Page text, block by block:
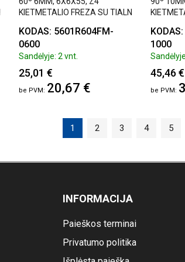
KIETMETALIO FREZA SU TIALN
KODAS: 5601R604FM-
0600
Sandėlyje: 2 vnt.
25,01 €
20,67 €
1000
45,46 €
1 2 3 4 5
INFORMACIJA
Paieškos terminai
Privatumo politika